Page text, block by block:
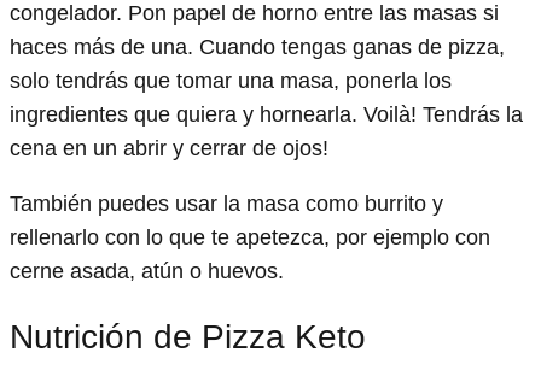
congelador. Pon papel de horno entre las masas si
haces más de una. Cuando tengas ganas de pizza,
solo tendrás que tomar una masa, ponerla los
ingredientes que quiera y hornearla. Voilà! Tendrás la
cena en un abrir y cerrar de ojos!
También puedes usar la masa como burrito y
rellenarlo con lo que te apetezca, por ejemplo con
cerne asada, atún o huevos.
Nutrición de Pizza Keto